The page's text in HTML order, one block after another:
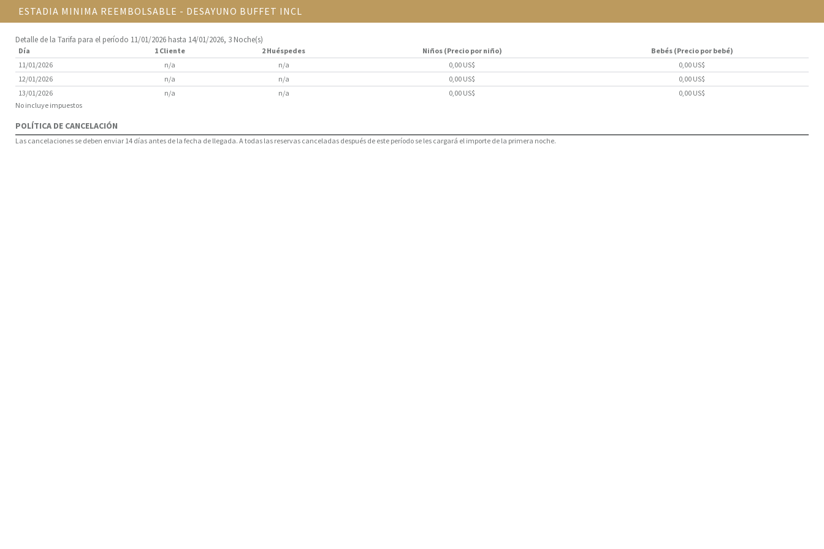
ESTADIA MINIMA REEMBOLSABLE - DESAYUNO BUFFET INCL
Detalle de la Tarifa para el período 11/01/2026 hasta 14/01/2026, 3 Noche(s)
Día 1 Cliente 2 Huéspedes Niños (Precio por niño)
Bebés (Precio por bebé)
11/01/2026
n/a n/a 0,00 US$
0,00 US$
12/01/2026
n/a n/a 0,00 US$
0,00 US$
13/01/2026
n/a n/a 0,00 US$
0,00 US$
No incluye impuestos
POLÍTICA DE CANCELACIÓN
Las cancelaciones se deben enviar 14 días antes de la fecha de llegada. A todas las reservas canceladas después de este período se les cargará el importe de la primera noche.